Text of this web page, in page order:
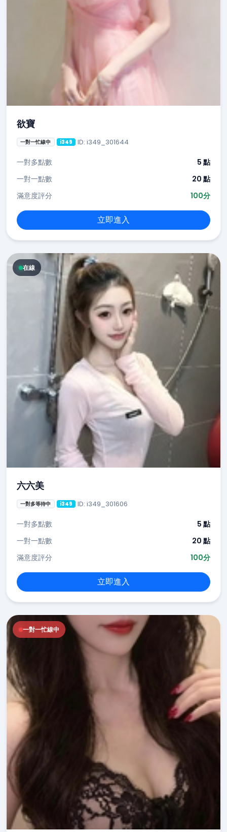
欲寶
一對一忙線中 i349 ID: i349_301644
一對多點數
5 點
一對一點數
20 點
滿意度評分
100分
立即進入
在線
六六美
一對多等待中 i349 ID: i349_301606
一對多點數
5 點
一對一點數
20 點
滿意度評分
100分
立即進入
一對一忙線中